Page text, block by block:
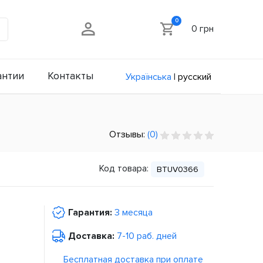
0
0 грн
Контакты Українська | русский
Отзывы: (0)
Код товара: BTUV0366
Гарантия: 3 месяца
Доставка: 7-10 раб. дней
Бесплатная доставка при оплате